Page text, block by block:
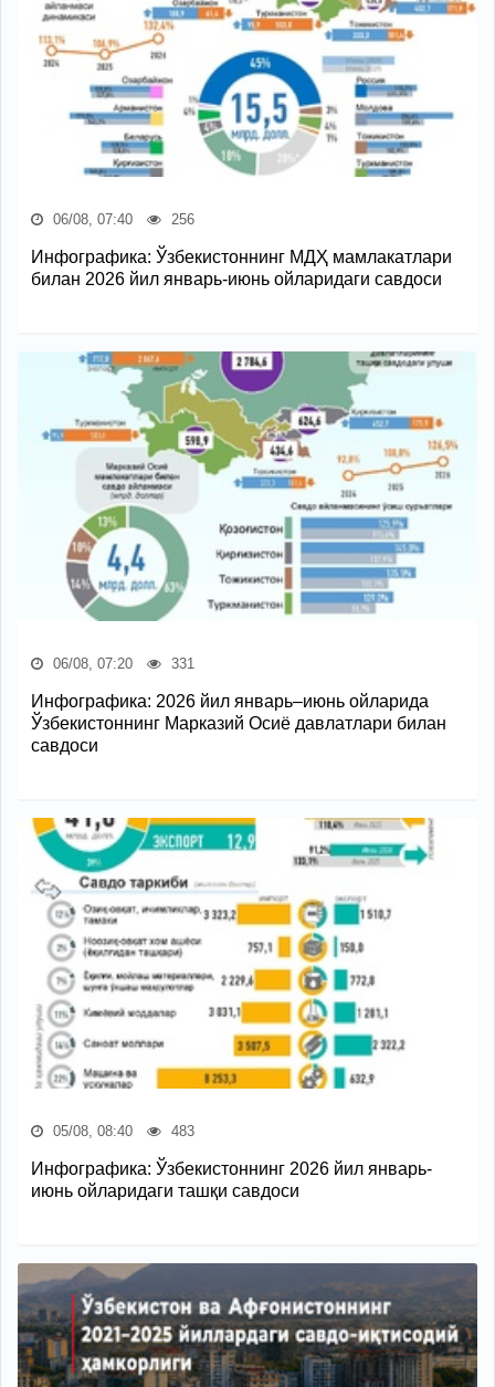
06/08, 07:40 256
Инфографика: Ўзбекистоннинг МДҲ мамлакатлари
билан 2026 йил январь-июнь ойларидаги савдоси
06/08, 07:20 331
Инфографика: 2026 йил январь–июнь ойларида
Ўзбекистоннинг Марказий Осиё давлатлари билан
савдоси
05/08, 08:40 483
Инфографика: Ўзбекистоннинг 2026 йил январь-
июнь ойларидаги ташқи савдоси